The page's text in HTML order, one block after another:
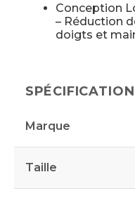
Conception
– Réduction
doigts et
Marque
Taille